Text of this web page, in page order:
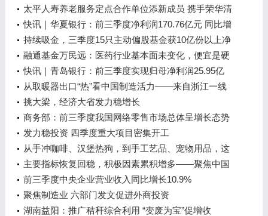
太平人寿养老服务定点合作单位添新成员 携手荣华清
荷园为陕西市场提供高品质养老服务
快讯｜华夏银行：前三季度净利润170.76亿元 同比增
长5.44%
持续吸金，三季度15只主动偏股基金获10亿份以上净
申购，有基金最高暴增400倍！
融通基金万民远：医药行业基本面未变化，便宜是硬
道理
快讯｜青岛银行：前三季度实现归母净利润25.95亿
元，同比增长7.3%
从取暖器出口“热”看中国制造活力——来自浙江一线
市场的观察
挑大梁，经济大省发力稳增长
商务部：前三季度我国网络零售市场总体呈增长态势
发力稳投资 四季度重大项目密集开工
从手冲咖啡、汉堡热狗，到手工艺品、宠物用品，这
里应有尽有——“后备厢集市”兴起
主要指标恢复回稳，积极因素累积增多——聚焦中国
经济三季报
前三季度中央企业营业收入同比增长10.9%
聚焦制造业 六部门发文促进外商投资
湖南益阳：推广秸秆综合利用 “变废为宝”促增收